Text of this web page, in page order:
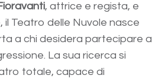
, attrice e regista, e
Teatro delle Nuvole nasce
a chi desidera partecipare a
La sua ricerca si
totale, capace di